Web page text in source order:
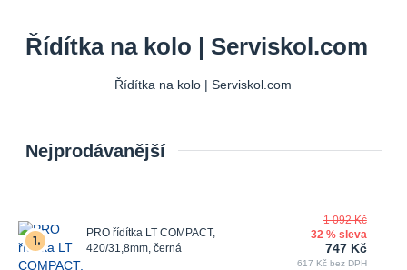
Řídítka na kolo | Serviskol.com
Řídítka na kolo | Serviskol.com
Nejprodávanější
1.
PRO řídítka LT COMPACT,
420/31,8mm, černá
1 092 Kč
32 % sleva
747 Kč
617 Kč bez DPH